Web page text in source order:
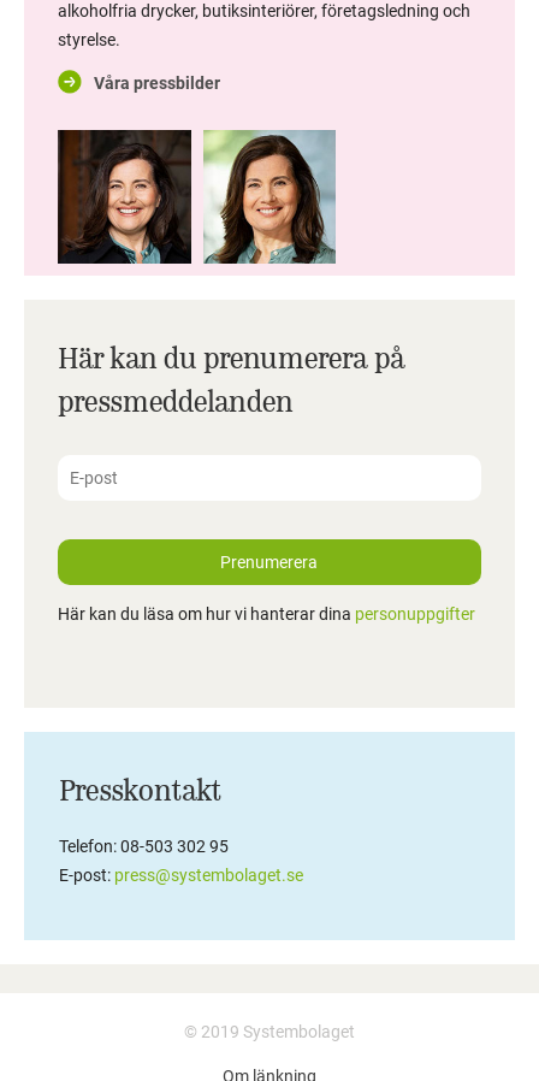
alkoholfria drycker, butiksinteriörer, företagsledning och
styrelse.
Våra pressbilder
Här kan du prenumerera på
pressmeddelanden
Prenumerera
Här kan du läsa om hur vi hanterar dina personuppgifter
Presskontakt
Telefon: 08-503 302 95
E-post: press@systembolaget.se
© 2019 Systembolaget
Om länkning